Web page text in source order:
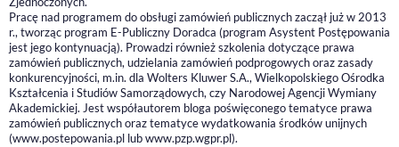
Pracę nad programem do obsługi zamówień publicznych zaczął już w 2013
r., tworząc program E-Publiczny Doradca (program Asystent Postępowania
jest jego kontynuacją). Prowadzi również szkolenia dotyczące prawa
zamówień publicznych, udzielania zamówień podprogowych oraz zasady
konkurencyjności, m.in. dla Wolters Kluwer S.A., Wielkopolskiego Ośrodka
Kształcenia i Studiów Samorządowych, czy Narodowej Agencji Wymiany
Akademickiej. Jest współautorem bloga poświęconego tematyce prawa
zamówień publicznych oraz tematyce wydatkowania środków unijnych
(www.postepowania.pl lub www.pzp.wgpr.pl).